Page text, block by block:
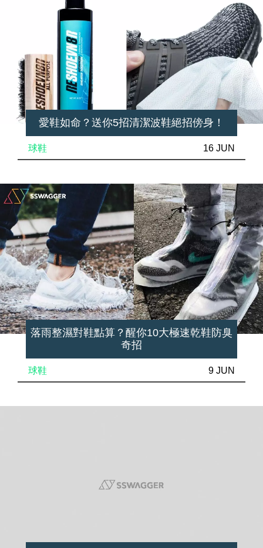
愛鞋如命？送你5招清潔波鞋絕招傍身！
球鞋 16 JUN
落雨整濕對鞋點算？醒你10大極速乾鞋防臭
奇招
球鞋 9 JUN